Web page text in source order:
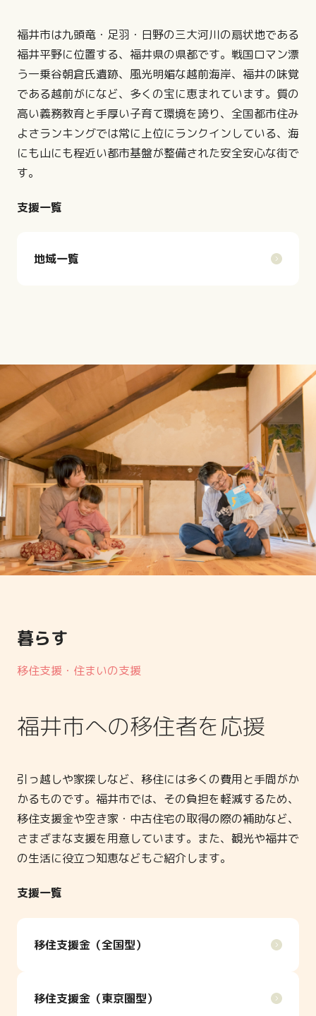
福井市は九頭竜・足羽・日野の三大河川の扇状地である
福井平野に位置する、福井県の県都です。戦国ロマン漂
う一乗谷朝倉氏遺跡、風光明媚な越前海岸、福井の味覚
である越前がになど、多くの宝に恵まれています。質の
高い義務教育と手厚い子育て環境を誇り、全国都市住み
よさランキングでは常に上位にランクインしている、海
にも山にも程近い都市基盤が整備された安全安心な街で
す。
支援一覧
地域一覧
暮らす
移住支援・住まいの支援
福井市への移住者を応援
引っ越しや家探しなど、移住には多くの費用と手間がか
かるものです。福井市では、その負担を軽減するため、
移住支援金や空き家・中古住宅の取得の際の補助など、
さまざまな支援を用意しています。また、観光や福井で
の生活に役立つ知恵などもご紹介します。
支援一覧
移住支援金（全国型）
移住支援金（東京圏型）